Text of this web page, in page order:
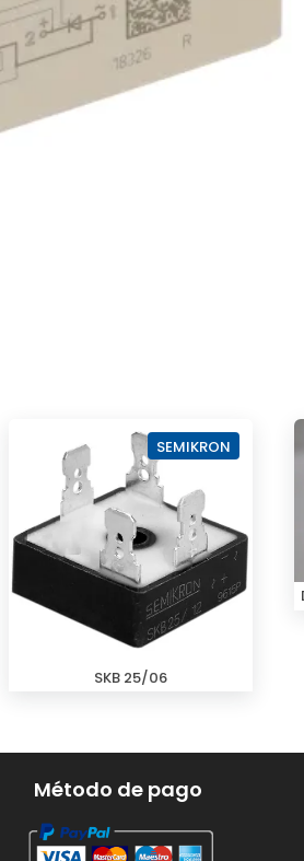
SEMIKRON
SKB 25/06
Método de pago